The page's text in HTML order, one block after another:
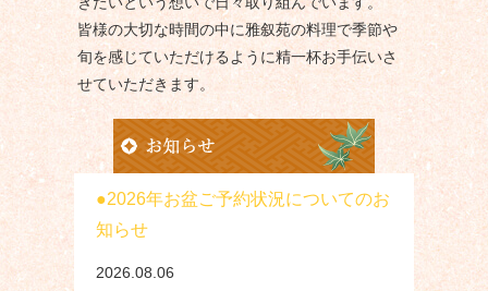
皆様の大切な時間の中に雅叙苑の料理で季節や
旬を感じていただけるように精一杯お手伝いさ
せていただきます。
2026年お盆ご予約状況についてのお
知らせ
2026.08.06